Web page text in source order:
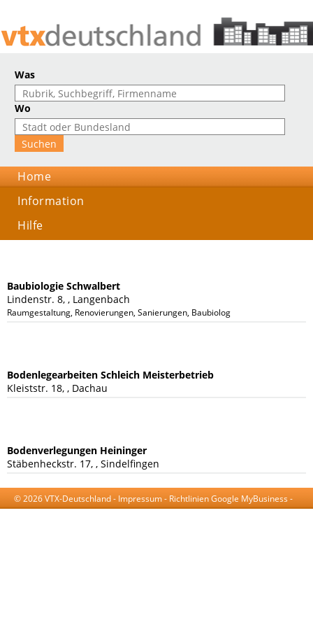
Was
Wo
Home
Information
Hilfe
Baubiologie Schwalbert
Lindenstr. 8, , Langenbach
Raumgestaltung, Renovierungen, Sanierungen, Baubiologie
Bodenlegearbeiten Schleich Meisterbetrieb
Kleiststr. 18, , Dachau
Bodenverlegungen Heininger
Stäbenheckstr. 17, , Sindelfingen
© 2026 VTX-Deutschland - Impressum- Richtlinien Google MyBusiness -
AGB-Datenschutzerklärung